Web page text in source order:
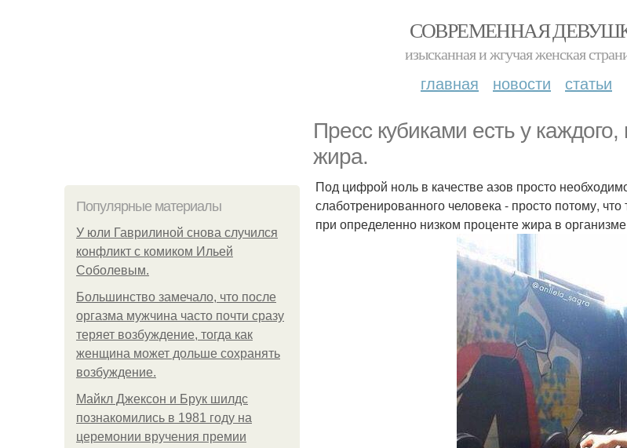
СОВРЕМЕННАЯ
изысканная и жгучая женская
главная новости статьи
Пресс кубиками есть у
жира.
Популярные материалы
У юли Гаврилиной снова случился
конфликт с комиком Ильей
Соболевым.
Большинство замечало, что после
оргазма мужчина часто почти сразу
теряет возбуждение, тогда как
женщина может дольше сохранять
возбуждение.
Майкл Джексон и Брук шилдс
познакомились в 1981 году на
церемонии вручения премии
Под цифрой ноль в качестве азов просто
слаботренированного человека - просто потому,
при определенно низком проценте жира в